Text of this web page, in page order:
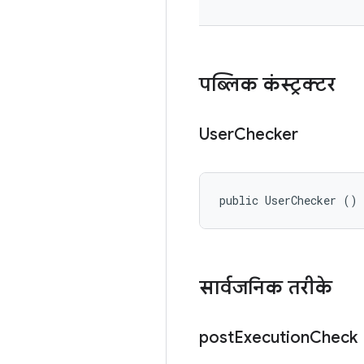
पब्लिक कंस्ट्रक्टर
UserChecker
public UserChecker ()
सार्वजनिक तरीके
postExecutionCheck